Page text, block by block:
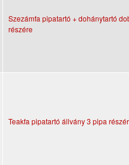
Szezámfa pipatartó + dohánytartó
részére
Teakfa pipatartó állvány 3 pipa